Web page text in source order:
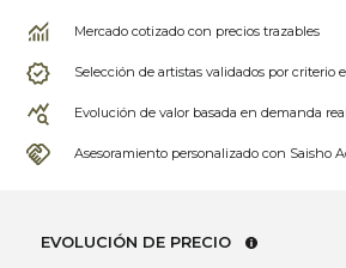
Mercado cotizado con precios trazables
Selección de artistas validados por criterio
Evolución de valor basada en demanda real
Asesoramiento personalizado con Saisho
EVOLUCIÓN DE PRECIO